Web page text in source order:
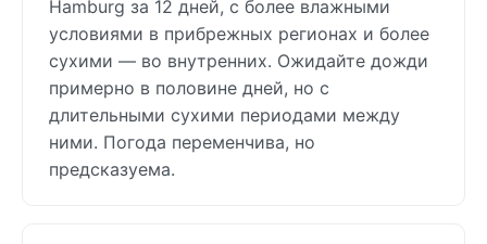
Hamburg за 12 дней, с более влажными
условиями в прибрежных регионах и более
сухими — во внутренних. Ожидайте дожди
примерно в половине дней, но с
длительными сухими периодами между
ними. Погода переменчива, но
предсказуема.